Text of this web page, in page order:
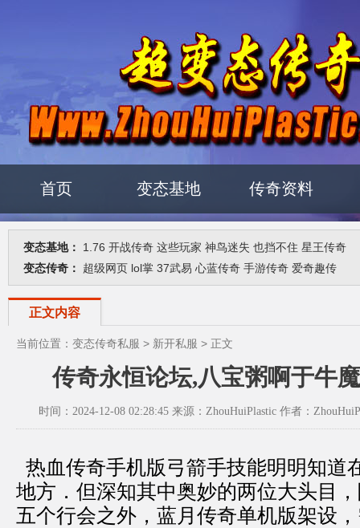
首页 变态基地 传奇资料
变态基地： 1.76 开战传奇 这些玩家 神鸟迷失 也挡不住 星王传奇
变态传奇：
超级网页 lol掌 37武易 心蓝传奇 手游传奇 爱奇趣传
正文内容
当前位置： 变态传奇私服 > 新开私服 > 正文
传奇永恒论坛,八宝粥啊于牛
时间：2024-12-08 02:28:45 来源：ZhouHuiPlastic 作者：
热血传奇手机版弓箭手技能明明知道
地方．但深知其中奥妙的两位大头目
五个行会之外，蓝月传奇单机版架设